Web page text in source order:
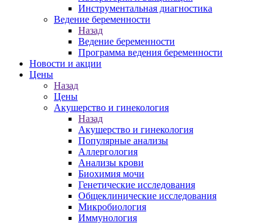
Инструментальная диагностика
Ведение беременности
Назад
Ведение беременности
Программа ведения беременности
Новости и акции
Цены
Назад
Цены
Акушерство и гинекология
Назад
Акушерство и гинекология
Популярные анализы
Аллергология
Анализы крови
Биохимия мочи
Генетические исследования
Общеклинические исследования
Микробиология
Иммунология